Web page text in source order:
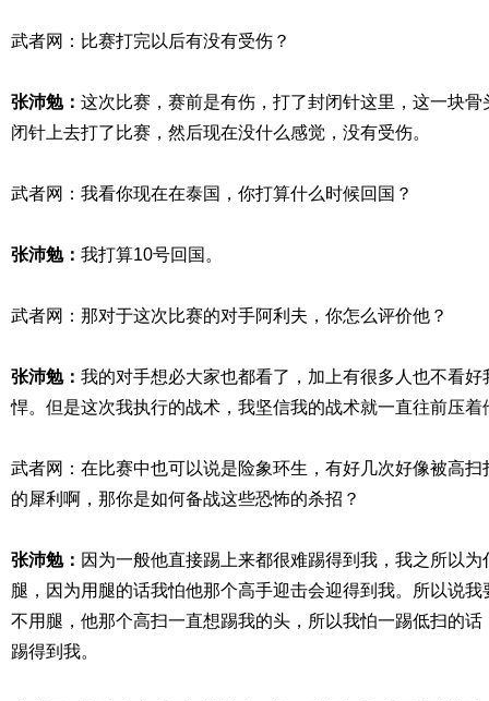
武者网：比赛打完以后有没有受伤？
张沛勉： 这次比赛，赛前是有伤，打了封闭针这里，这一块
闭针上去打了比赛，然后现在没什么感觉，没有受伤。
武者网：我看你现在在泰国，你打算什么时候回国？
张沛勉： 我打算10号回国。
武者网：那对于这次比赛的对手阿利夫，你怎么评价他？
张沛勉： 我的对手想必大家也都看了，加上有很多人也不看
悍。但是这次我执行的战术，我坚信我的战术就一直往前压着
武者网：在比赛中也可以说是险象环生，有好几次好像被高
的犀利啊，那你是如何备战这些恐怖的杀招？
张沛勉： 因为一般他直接踢上来都很难踢得到我，我之所以
腿，因为用腿的话我怕他那个高手迎击会迎得到我。所以说
不用腿，他那个高扫一直想踢我的头，所以我怕一踢低扫的
踢得到我。